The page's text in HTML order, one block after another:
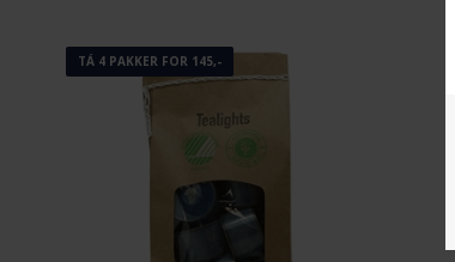
TÁ 4 PAKKER FOR 145,-